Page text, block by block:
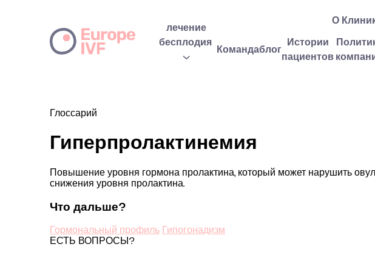
лечение
бесплодия
О
Командаблог
Истории
пациентов
Глоссарий
Гиперпролактинемия
Повышение уровня гормона пролактина, который может нарушить
снижения уровня пролактина.
Что дальше?
Гормональный профиль
Гипогонадизм
ЕСТЬ ВОПРОСЫ?